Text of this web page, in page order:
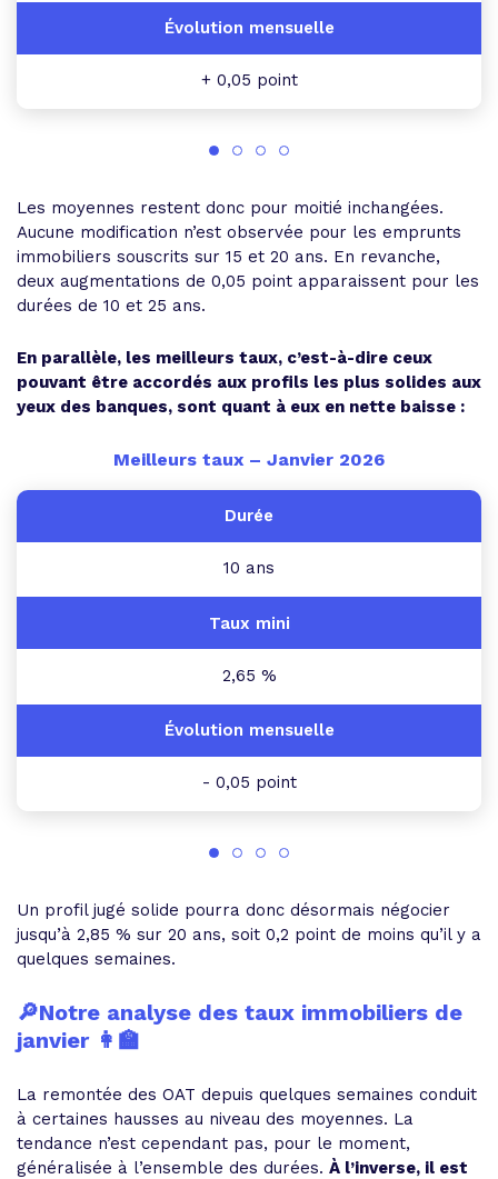
+ 0,05 point
Les moyennes restent donc pour moitié inchangées.
Aucune modification n’est observée pour les emprunts
immobiliers souscrits sur 15 et 20 ans. En revanche,
deux augmentations de 0,05 point apparaissent pour les
durées de 10 et 25 ans.
En parallèle, les meilleurs taux, c’est-à-dire ceux
pouvant être accordés aux profils les plus solides aux
yeux des banques, sont quant à eux en nette baisse :
Meilleurs taux – Janvier 2026
10 ans
2,65 %
- 0,05 point
Un profil jugé solide pourra donc désormais négocier
jusqu’à 2,85 % sur 20 ans, soit 0,2 point de moins qu’il y a
quelques semaines.
🔎Notre analyse des taux immobiliers de
janvier 👩‍🏫
La remontée des OAT depuis quelques semaines conduit
à certaines hausses au niveau des moyennes. La
tendance n’est cependant pas, pour le moment,
généralisée à l’ensemble des durées. À l’inverse, il est